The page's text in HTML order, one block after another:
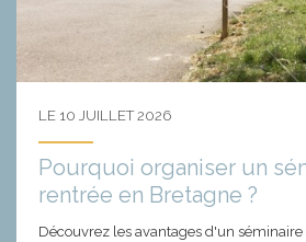
LE 10 JUILLET 2026
Pourquoi organiser un
rentrée en Bretagne ?
Découvrez les avantages d'un